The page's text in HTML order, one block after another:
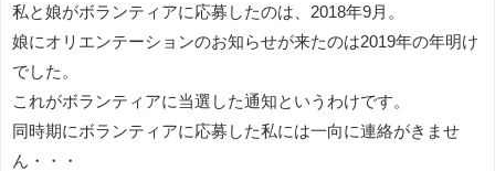
私と娘がボランティアに応募したのは、2018年9月。
娘にオリエンテーションのお知らせが来たのは2019年の年明け
でした。
これがボランティアに当選した通知というわけです。
同時期にボランティアに応募した私には一向に連絡がきませ
ん・・・